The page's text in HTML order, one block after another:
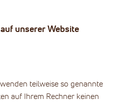
unserer Website
teilweise so genannte
auf Ihrem Rechner keinen